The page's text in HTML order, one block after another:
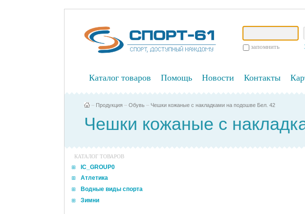
запомнить
Каталог товаров Помощь Новости Контакты
– Продукция – Обувь – Чешки кожаные с накладками на подошве Бел. 42
Чешки кожаные с
КАТАЛОГ ТОВАРОВ
IC_GROUP0
Атлетика
Водные виды спорта
Зимни